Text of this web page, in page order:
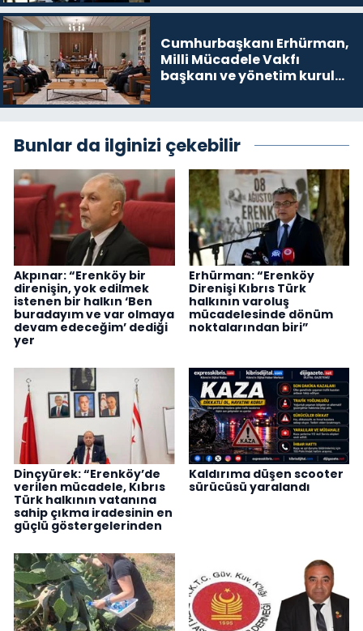
Cumhurbaşkanı Erhürman,
Milli Mücadele Vakfı
başkanı ve yönetim kurulu
Bunlar da ilginizi çekebilir
Akpınar: “Erenköy bir
direnişin, yok edilmek
istenen bir halkın ‘Ben
buradayım ve var olmaya
devam edeceğim’ dediği
yer
Erhürman: “Erenköy
Direnişi Kıbrıs Türk
halkının varoluş
mücadelesinde dönüm
noktalarından biri”
Dinçyürek: “Erenköy’de
verilen mücadele, Kıbrıs
Türk halkının vatanına
sahip çıkma iradesinin en
güçlü göstergelerinden
Kaldırıma düşen scooter
sürücüsü yaralandı